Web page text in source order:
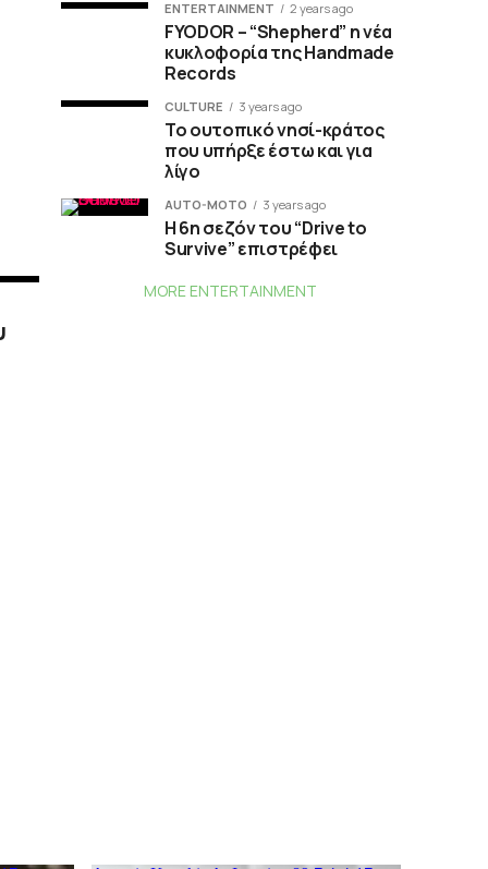
ENTERTAINMENT 2 years ago
FYODOR – “Shepherd” η νέα
κυκλοφορία της Handmade
Records
CULTURE 3 years ago
Το ουτοπικό νησί-κράτος
που υπήρξε έστω και για
λίγο
AUTO-MOTO 3 years ago
Η 6η σεζόν του “Drive to
Survive” επιστρέφει
MORE ENTERTAINMENT